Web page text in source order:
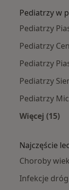
Pediatrzy w
Pediatrzy
Pediatrzy
Pediatrzy
Pediatrzy
Pediatrzy
Więcej (15)
Najczęście
Choroby
Infekcje